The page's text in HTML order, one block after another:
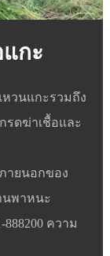
กะ
วนแกะรวมถึง
รดฆ่าเชื้อและ
ายนอกของ
นพาหนะ
ความ